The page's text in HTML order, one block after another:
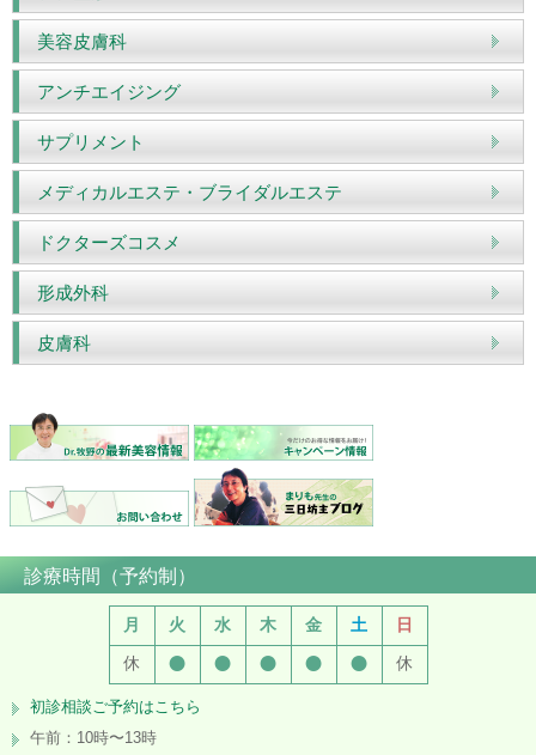
美容皮膚科
アンチエイジング
サプリメント
メディカルエステ・ブライダルエステ
ドクターズコスメ
形成外科
皮膚科
診療時間（予約制）
月 火 水 木 金 土
日
休
● ● ● ● ● 休
初診相談ご予約はこちら
午前：10時〜13時